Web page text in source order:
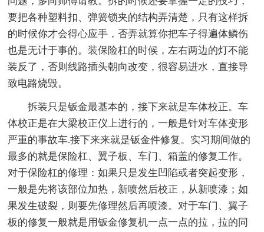
要把各种塑料扣、弹簧锁夹的结构弄清楚，只有这样拆
的时候你才会得心应手，否弄就算你把车子得遍体鳞伤
也是无计于事的。装保险杠的时候，左右两边的灯不能
装反了，否则线路插头朝向改变，很容易进水，直接导
致电路烧毁。
拆装只是钣金最基本的，接下来就是车体校正。车
体校正是在大梁校正仪上进行的，一般是针对车体变形
严重的事故车.接下来来就是钣金件修复。实习期间做的
最多的就是保险杠、翼子板、车门、箱盖的修复工作。
对于保险杠的修理：如果只是发生凹陷或者突起变形，
一般是先将该部位加热，新喷然后校正，从新喷漆；如
果发生破裂，则要先修理然后再喷漆。对于车门、翼子
板的修复一般就是用钣金修复机一点一点的拉，拉的同